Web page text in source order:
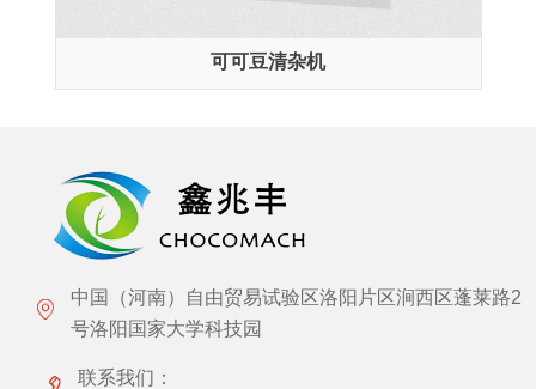
可可豆清杂机
中国（河南）自由贸易试验区洛阳片区涧西区蓬莱路2
号洛阳国家大学科技园
联系我们：